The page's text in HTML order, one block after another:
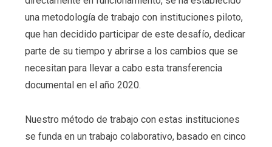
una metodología de trabajo con instituciones piloto,
que han decidido participar de este desafío, dedicar
parte de su tiempo y abrirse a los cambios que se
necesitan para llevar a cabo esta transferencia
documental en el año 2020.
Nuestro método de trabajo con estas instituciones
se funda en un trabajo colaborativo, basado en cinco